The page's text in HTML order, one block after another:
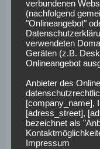
dass wir nach der
sprechen. Dies war
Ich bin mir sicher:
uns bleiben.“
Auch der Vertrag
aus. Darauf
ausweichend: „Das
über dieses Thema
auch gar keine Eile.“
verbundenen
(nachfolgend
"Onlineangebot"
verwendeten
Geräten (z.B.
Onlineangebot
Anbieter des
[company_name],
[adress_street],
bezeichnet als
Impressum